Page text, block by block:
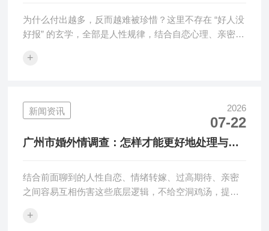
为什么付出越多，反而越难被珍惜？这里不存在 “好人没
好报” 的玄学，全部是人性规律，结合自恋心理、亲密关
+
新闻资讯 2026
07-22
广州市婚外情调查：怎样才能更好地处理与家
结合前面聊到的人性自恋、情绪转嫁、过高期待、亲密
之间容易互相伤害这些底层逻辑，不给空洞鸡汤，提供
+